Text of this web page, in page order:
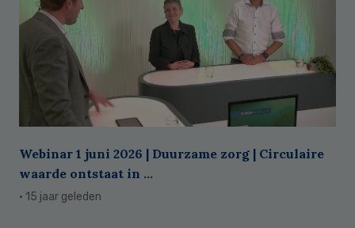
Webinar 1 juni 2026 | Duurzame zorg | Circulaire
waarde ontstaat in ...
· 15 jaar geleden